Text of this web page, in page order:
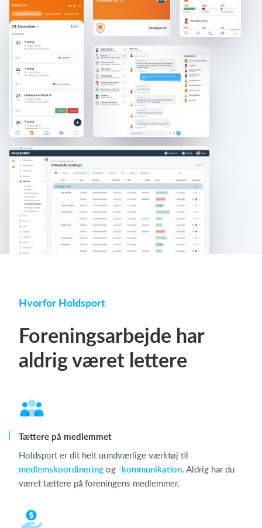
Hvorfor Holdsport
Foreningsarbejde har
aldrig været lettere
Tættere på medlemmet
Holdsport er dit helt uundværlige værktøj til
medlemskoordinering og -kommunikation. Aldrig har du
været tættere på foreningens medlemmer.